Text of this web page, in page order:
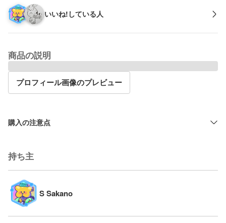
いいね!している人
商品の説明
プロフィール画像のプレビュー
購入の注意点
持ち主
S Sakano